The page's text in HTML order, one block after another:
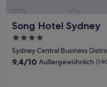
Song Hotel Sydney
Song Hotel Sydney
4.0-
Sterne-
Unterkunft
Sydney Central Business
9.4
9,4/10 Außergewöhnlich